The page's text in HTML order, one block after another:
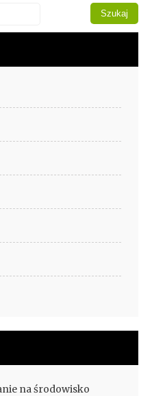
na środowisko